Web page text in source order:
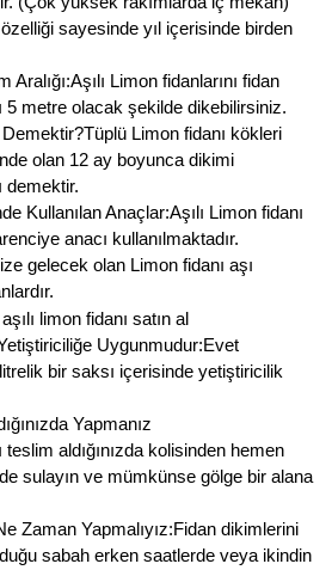
sayesinde yıl içerisinde birden
Aralığı:Aşılı Limon fidanlarını fidan
5 metre olacak şekilde dikebilirsiniz.
Limon fidanı kökleri
olan 12 ay boyunca dikimi
demektir.
Kullanılan Anaçlar:Aşılı Limon fidanı
anacı kullanılmaktadır.
gelecek olan Limon fidanı aşı
Uygunmudur:Evet
bir saksı içerisinde yetiştiricilik
Yapmanız
teslim aldığınızda kolisinden hemen
sulayın ve mümkünse gölge bir alana
Zaman Yapmalıyız:Fidan dikimlerini
sabah erken saatlerde veya ikindin